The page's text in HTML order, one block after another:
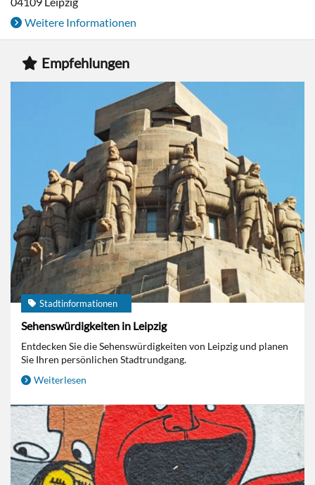
Weitere Informationen
Empfehlungen
Stadtinformationen
Sehenswürdigkeiten in Leipzig
Entdecken Sie die Sehenswürdigkeiten von Leipzig und planen
Sie Ihren persönlichen Stadtrundgang.
Weiterlesen